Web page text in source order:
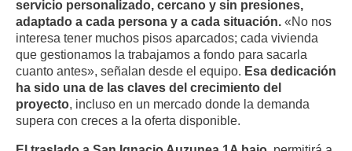
servicio personalizado, cercano y sin presiones,
adaptado a cada persona y a cada situación. «No nos
interesa tener muchos pisos aparcados; cada vivienda
que gestionamos la trabajamos a fondo para sacarla
cuanto antes», señalan desde el equipo. Esa dedicación
ha sido una de las claves del crecimiento del
proyecto , incluso en un mercado donde la demanda
supera con creces a la oferta disponible.